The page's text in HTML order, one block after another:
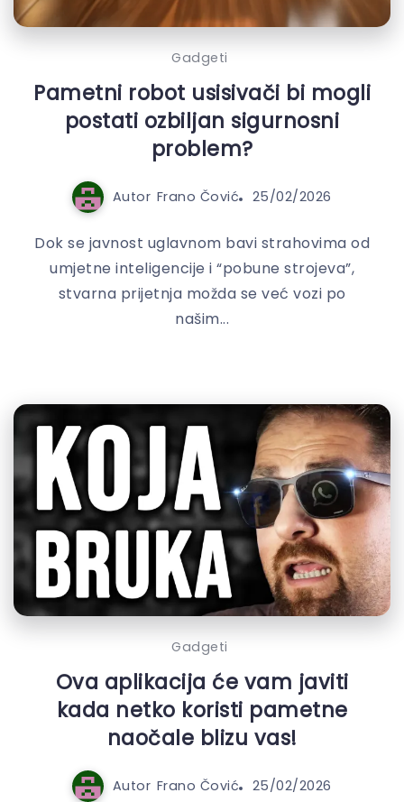
Gadgeti
Pametni robot usisivači bi mogli
postati ozbiljan sigurnosni
problem?
Autor Frano Čović 25/02/2026
Dok se javnost uglavnom bavi strahovima od
umjetne inteligencije i “pobune strojeva”,
stvarna prijetnja možda se već vozi po
našim...
Gadgeti
Ova aplikacija će vam javiti
kada netko koristi pametne
naočale blizu vas!
Autor Frano Čović 25/02/2026